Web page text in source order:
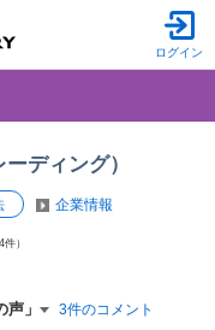
ログイン
ディング）
企業情報
件）
」 3件のコメント